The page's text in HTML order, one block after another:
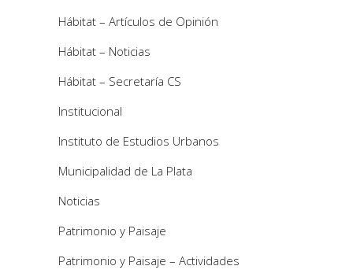
Hábitat – Artículos de Opinión
Hábitat – Noticias
Hábitat – Secretaría CS
Institucional
Instituto de Estudios Urbanos
Municipalidad de La Plata
Noticias
Patrimonio y Paisaje
Patrimonio y Paisaje – Actividades